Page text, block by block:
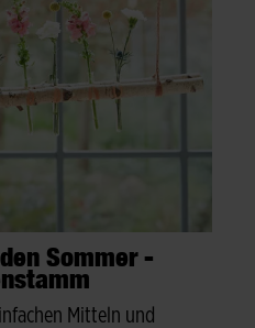
Sommer -
Mitteln und